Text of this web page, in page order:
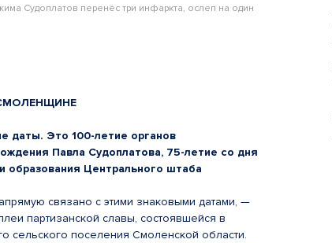
Судоплатов перенёс три инфаркта, ослеп на один
даты. Это 100-летие органов
Павла Судоплатова, 75-летие со дня
образования Центрального штаба
связано с этими знаковыми датами, —
партизанской славы, состоявшейся в
сельского поселения Смоленской области.